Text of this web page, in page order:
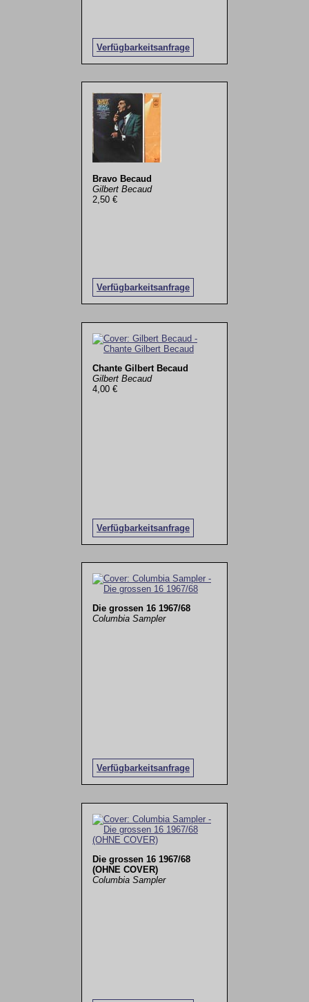
Verfügbarkeitsanfrage
Bravo Becaud
Gilbert Becaud
2,50 €
Verfügbarkeitsanfrage
Chante Gilbert Becaud
Gilbert Becaud
4,00 €
Verfügbarkeitsanfrage
Die grossen 16 1967/68
Columbia Sampler
Verfügbarkeitsanfrage
Die grossen 16 1967/68
(OHNE COVER)
Columbia Sampler